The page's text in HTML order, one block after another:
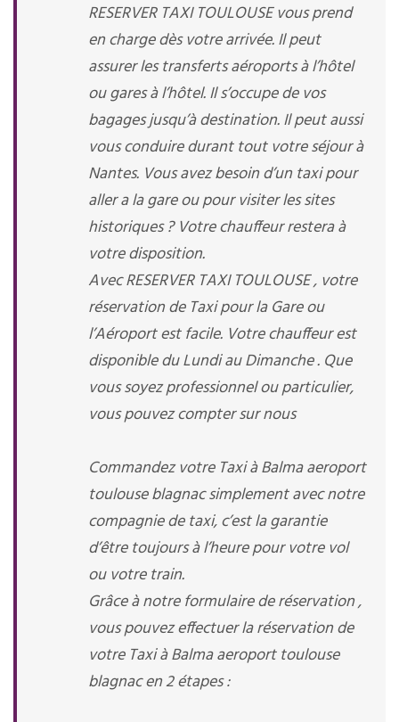
RESERVER TAXI TOULOUSE vous prend
en charge dès votre arrivée. Il peut
assurer les transferts aéroports à l’hôtel
ou gares à l’hôtel. Il s’occupe de vos
bagages jusqu’à destination. Il peut aussi
vous conduire durant tout votre séjour à
Nantes. Vous avez besoin d’un taxi pour
aller a la gare ou pour visiter les sites
historiques ? Votre chauffeur restera à
votre disposition.
Avec RESERVER TAXI TOULOUSE , votre
réservation de Taxi pour la Gare ou
l’Aéroport est facile. Votre chauffeur est
disponible du Lundi au Dimanche . Que
vous soyez professionnel ou particulier,
vous pouvez compter sur nous
Commandez votre Taxi à Balma aeroport
toulouse blagnac simplement avec notre
compagnie de taxi, c’est la garantie
d’être toujours à l’heure pour votre vol
ou votre train.
Grâce à notre formulaire de réservation ,
vous pouvez effectuer la réservation de
votre Taxi à Balma aeroport toulouse
blagnac en 2 étapes :